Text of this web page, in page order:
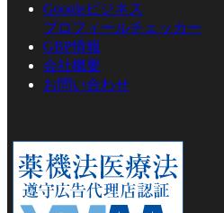
Googleビジネス
プロフィールチェッカー
GBP情報
会社概要
お問い合わせ